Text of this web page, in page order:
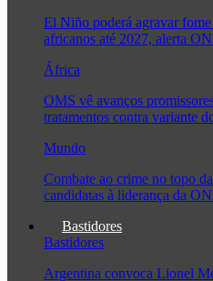
El Niño poderá agravar
africanos até 2027, alerta
África
OMS vê avanços
tratamentos contra variante
Mundo
Combate ao crime no topo
candidatas à liderança da
Bastidores
Bastidores
Argentina convoca Lionel